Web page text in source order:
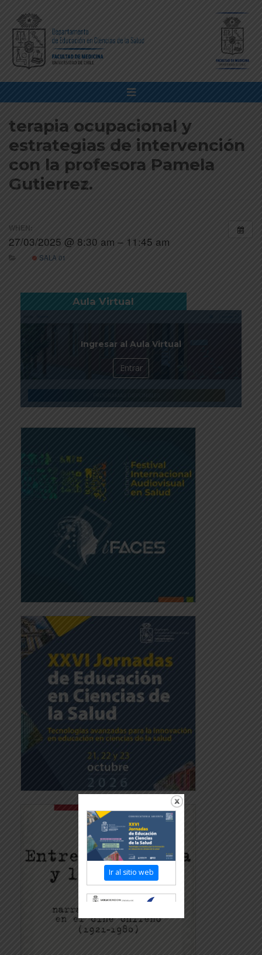
terapia ocupacional y
estrategias de intervención
con la profesora Pamela
Gutierrez.
WHEN:
27/03/2025 @ 8:30 am – 11:45 am
SALA 01
Aula Virtual
Ingresar al Aula Virtual
Entrar
Ir al sitio web